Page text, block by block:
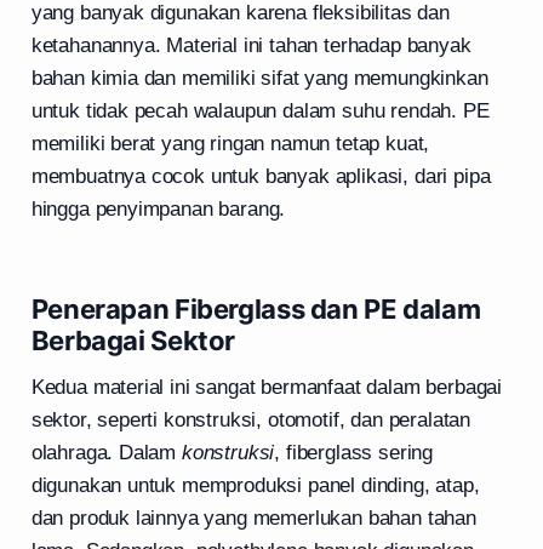
yang banyak digunakan karena fleksibilitas dan
ketahanannya. Material ini tahan terhadap banyak
bahan kimia dan memiliki sifat yang memungkinkan
untuk tidak pecah walaupun dalam suhu rendah. PE
memiliki berat yang ringan namun tetap kuat,
membuatnya cocok untuk banyak aplikasi, dari pipa
hingga penyimpanan barang.
Penerapan Fiberglass dan PE dalam
Berbagai Sektor
Kedua material ini sangat bermanfaat dalam berbagai
sektor, seperti konstruksi, otomotif, dan peralatan
olahraga. Dalam konstruksi, fiberglass sering
digunakan untuk memproduksi panel dinding, atap,
dan produk lainnya yang memerlukan bahan tahan